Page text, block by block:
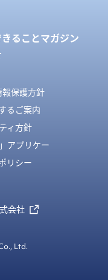
ることマガジン
報保護方針
るご案内
ィ方針
アプリケー
リシー
会社
Ltd.